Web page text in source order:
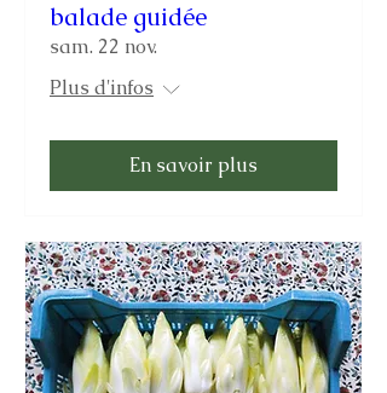
balade guidée
sam. 22 nov.
Plus d'infos
En savoir plus